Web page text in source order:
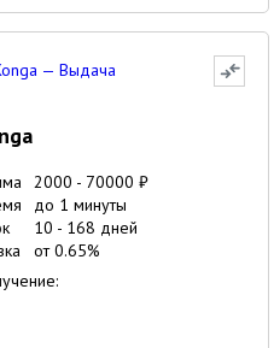
2000 - 70000 ₽
до 1 минуты
10 - 168 дней
от0.65%